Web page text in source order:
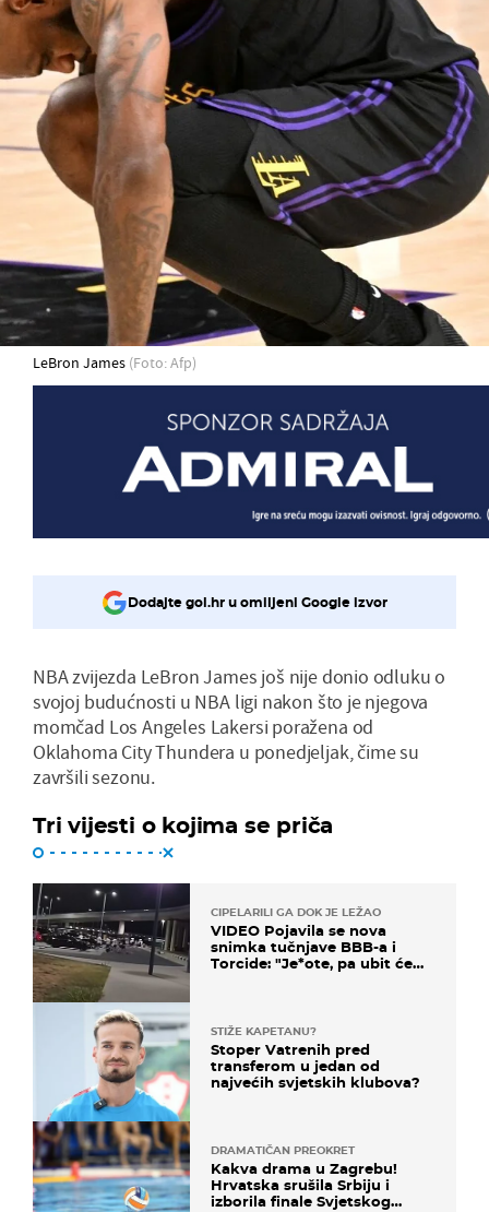
LeBron James (Foto: Afp)
Dodajte gol.hr u omiljeni Google izvor
NBA zvijezda LeBron James još nije donio odluku o
svojoj budućnosti u NBA ligi nakon što je njegova
momčad Los Angeles Lakersi poražena od
Oklahoma City Thundera u ponedjeljak, čime su
završili sezonu.
Tri vijesti o kojima se priča
CIPELARILI GA DOK JE LEŽAO
VIDEO Pojavila se nova
snimka tučnjave BBB-a i
Torcide: "Je*ote, pa ubit će
STIŽE KAPETANU?
Stoper Vatrenih pred
transferom u jedan od
najvećih svjetskih klubova?
DRAMATIČAN PREOKRET
Kakva drama u Zagrebu!
Hrvatska srušila Srbiju i
izborila finale Svjetskog